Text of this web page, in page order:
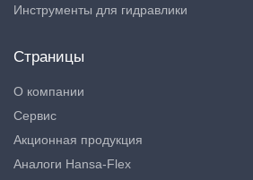
Инструменты для гидравлики
Страницы
О компании
Сервис
Акционная продукция
Аналоги Hansa-Flex